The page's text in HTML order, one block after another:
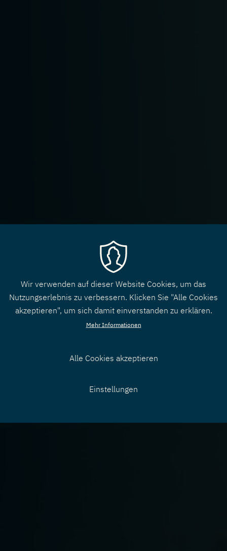
Wir verwenden auf dieser Website Cookies, um das
Nutzungserlebnis zu verbessern. Klicken Sie "Alle Cookies
akzeptieren", um sich damit einverstanden zu erklären.
Mehr Informationen
Alle Cookies akzeptieren
zurücknehmen
Einstellungen